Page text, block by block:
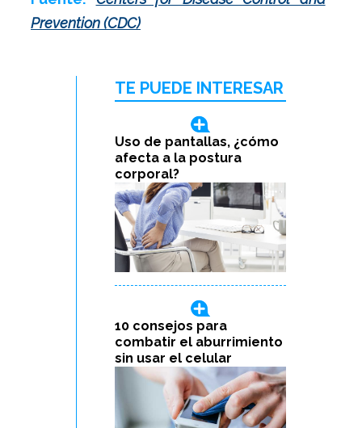
Prevention (CDC)
TE PUEDE INTERESAR
Uso de pantallas, ¿cómo
afecta a la postura
corporal?
10 consejos para
combatir el aburrimiento
sin usar el celular